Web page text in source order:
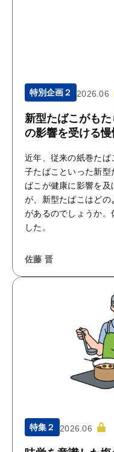
特別企画２ 2026.06
新型たばこがも
の影響を受ける
近年、従来の紙巻た
子たばこといった新
ばこが健康に影響を
が、新型たばこはど
があるのでしょうか。
した。
佐藤 晋
特集２ 2026.06